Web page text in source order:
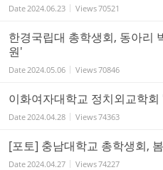
Date 2024.06.23 Views70521
한경국립대 총학생회, 동아리
원'
Date 2024.05.06 Views70846
이화여자대학교 정치외교학
Date 2024.04.28 Views74363
[포토] 충남대학교 총학생회,
Date 2024.04.27 Views74227